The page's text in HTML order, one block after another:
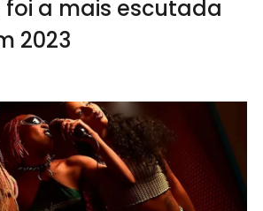
a mais escutada
2023